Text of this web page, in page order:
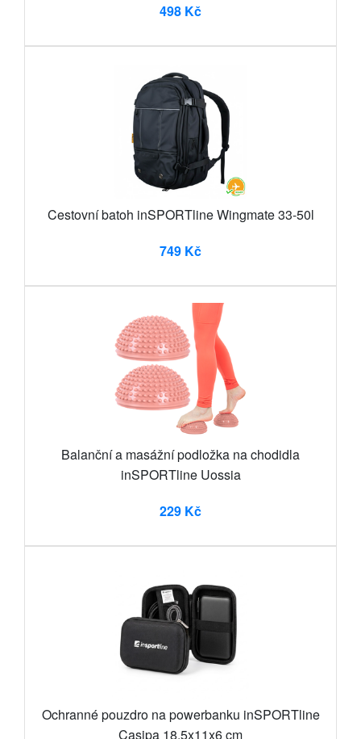
498 Kč
Cestovní batoh inSPORTline Wingmate 33-50l
749 Kč
Balanční a masážní podložka na chodidla
inSPORTline Uossia
229 Kč
Ochranné pouzdro na powerbanku inSPORTline
Casipa 18,5x11x6 cm